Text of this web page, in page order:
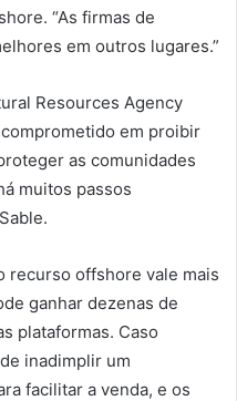
“As firmas de
em outros lugares.”
Resources Agency
em proibir
as comunidades
muitos passos
recurso offshore vale mais
ganhar dezenas de
plataformas. Caso
inadimplir um
facilitar a venda, e os